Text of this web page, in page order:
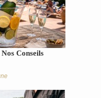
Conseils